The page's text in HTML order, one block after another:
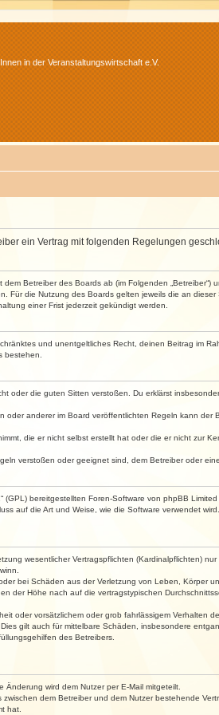
in der Veranstaltungswirtschaft e.V.
ein Vertrag mit folgenden Regelungen
Betreiber des Boards ab (im Folgenden
die Nutzung des Boards gelten jeweils die an dieser
einer Frist jederzeit gekündigt werden.
und unentgeltliches Recht, deinen Beitrag im
bestehen.
oder die guten Sitten verstoßen. Du erklärst
anderer im Board veröffentlichten Regeln kann
die er nicht selbst erstellt hat oder die er nicht zur
verstoßen oder geeignet sind, dem Betreiber oder
“ (GPL) bereitgestellten Foren-Software von phpBB
auf die Art und Weise, wie die Software verwendet
wesentlicher Vertragspflichten (Kardinalpflichten)
bei Schäden aus der Verletzung von Leben, Körper
der Höhe nach auf die vertragstypischen
oder vorsätzlichem oder grob fahrlässigem Verhalten
gilt auch für mittelbare Schäden, insbesondere
des Betreibers.
wird dem Nutzer per E-Mail mitgeteilt.
dem Betreiber und dem Nutzer bestehende
hat.